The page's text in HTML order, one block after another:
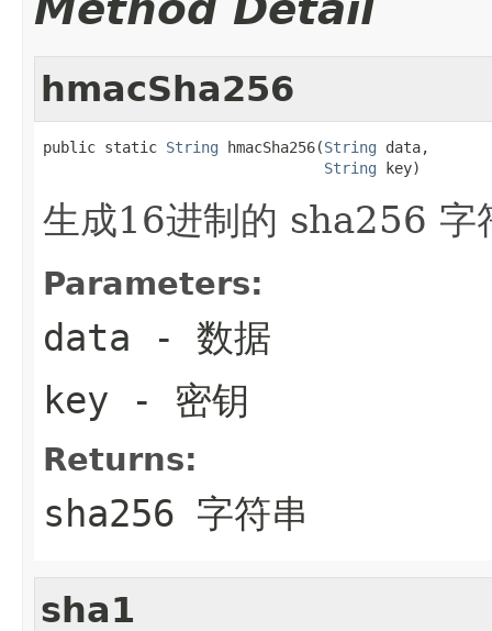
hmacSha256
public static String hmacSha256(String data,
String key)
生成16进制的 sha256 字
Parameters:
data - 数据
key - 密钥
Returns:
sha256 字符串
sha1